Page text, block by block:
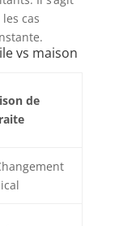
cas
vs maison
de